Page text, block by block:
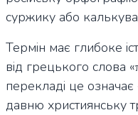
суржику або
Термін має глибоке
від грецького слова
перекладі це означає
давню християнську